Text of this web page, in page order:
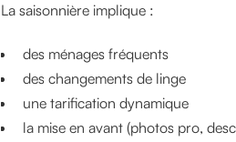
La saisonnière implique :
des ménages fréquents
des changements de linge
une tarification dynamique
la mise en avant (photos pro,